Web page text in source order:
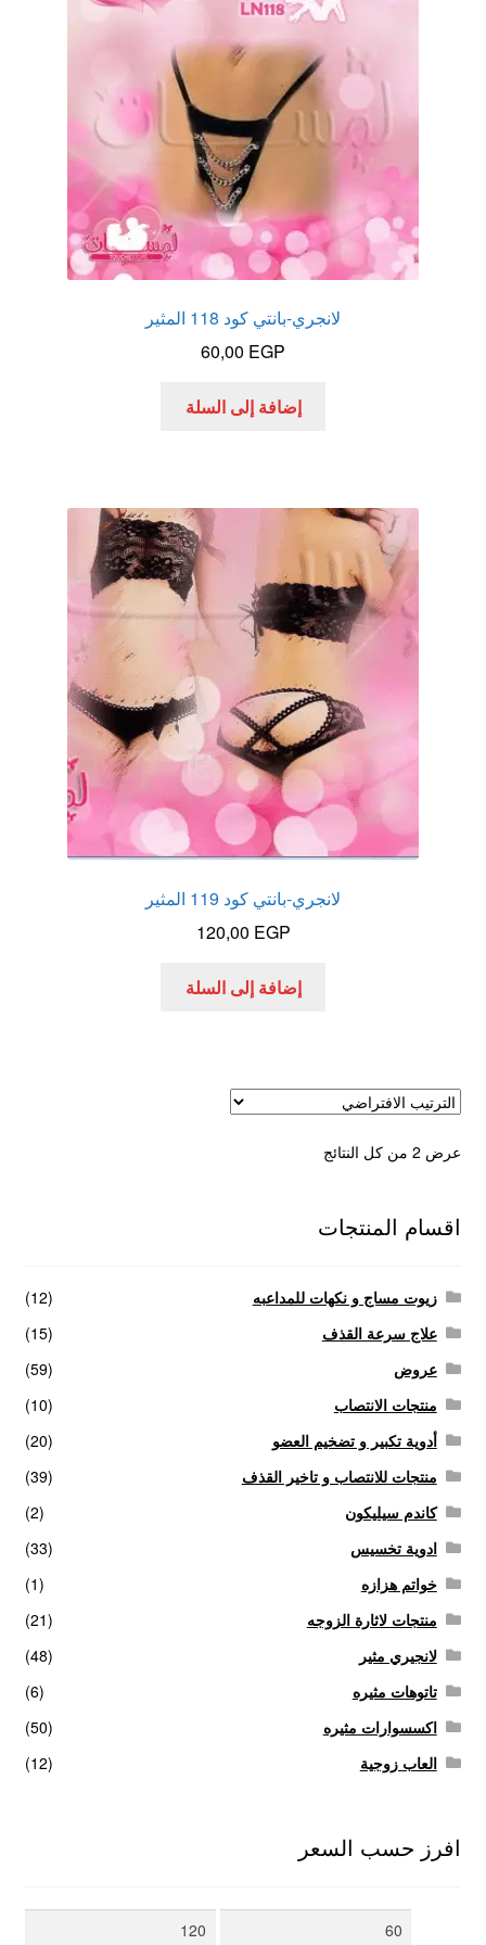
العاب زوجية
تاتوهات مثيره
حسابي
زيوت مساج و نكهات للمداعبه
عروض
علاج سرعة القذف
كاندم سيليكون
منتجات الانتصاب
منتجات خاصة بالزوج
منتجات خاصة بالزوجة
منتجات لاثارة الزوجه
لانجري-بانتي كود 118 المثير
60,00 EGP
إضافة إلى السلة
لانجري-بانتي كود 119 المثير
120,00 EGP
إضافة إلى السلة
عرض ⁦2⁩ من كل النتائج
اقسام المنتجات
زيوت مساج و نكهات للمداعبه
(12)
علاج سرعة القذف
(15)
عروض
(59)
منتجات الانتصاب
(10)
أدوية تكبير و تضخيم العضو
(20)
منتجات للانتصاب و تاخير القذف
(39)
كاندم سيليكون
(2)
ادوية تخسيس
(33)
خواتم هزازه
(1)
منتجات لاثارة الزوجه
(21)
لانجيري مثير
(48)
تاتوهات مثيره
(6)
اكسسوارات مثيره
(50)
العاب زوجية
(12)
افرز حسب السعر
أدنى أعلى